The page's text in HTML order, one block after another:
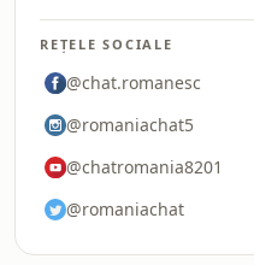
REȚELE SOCIALE
@chat.romanesc
@romaniachat5
@chatromania8201
@romaniachat